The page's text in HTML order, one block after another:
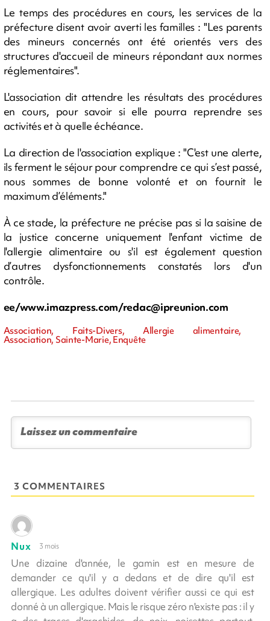
Le temps des procédures en cours, les services de la
préfecture disent avoir averti les familles : "Les parents
des mineurs concernés ont été orientés vers des
structures d'accueil de mineurs répondant aux normes
réglementaires".
L'association dit attendre les résultats des procédures
en cours, pour savoir si elle pourra reprendre ses
activités et à quelle échéance.
La direction de l'association explique : "C'est une alerte,
ils ferment le séjour pour comprendre ce qui s’est passé,
nous sommes de bonne volonté et on fournit le
maximum d’éléments."
À ce stade, la préfecture ne précise pas si la saisine de
la justice concerne uniquement l'enfant victime de
l'allergie alimentaire ou s'il est également question
d’autres dysfonctionnements constatés lors d'un
contrôle.
ee/www.imazpress.com/redac@ipreunion.com
Association, Faits-Divers, Allergie alimentaire,
Association, Sainte-Marie, Enquête
3 COMMENTAIRES
Nux 3 mois
Une dizaine d'année, le gamin est en mesure de
demander ce qu'il y a dedans et de dire qu'il est
allergique. Les adultes doivent vérifier aussi ce qui est
donné à un allergique. Mais le risque zéro n'existe pas : il y